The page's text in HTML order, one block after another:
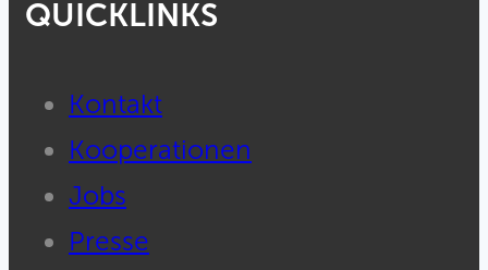
QUICKLINKS
Kontakt
Kooperationen
Jobs
Presse